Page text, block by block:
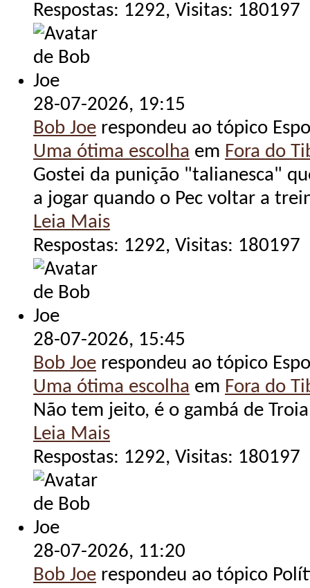
Respostas: 1292, Visitas: 180197
28-07-2026, 19:15
Bob Joe respondeu ao tópico
Uma ótima escolha em Fora do
Gostei da punição "talianesca"
a jogar quando o Pec voltar a
Leia Mais
Respostas: 1292, Visitas: 180197
28-07-2026, 15:45
Bob Joe respondeu ao tópico
Uma ótima escolha em Fora do
Não tem jeito, é o gambá de
Leia Mais
Respostas: 1292, Visitas: 180197
28-07-2026, 11:20
Bob Joe respondeu ao tópico